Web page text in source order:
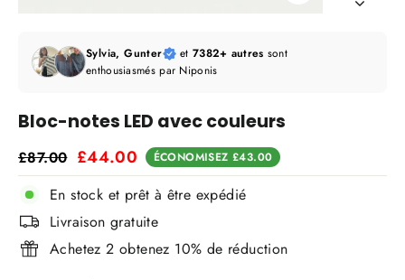
Sylvia, Gunter et 7382+ autres sont
enthousiasmés par Niponis
Bloc-notes LED avec couleurs
Prix
régulier
£87.00 Prix
réduit
£44.00 ÉCONOMISEZ£43.00
En stock et prêt à être expédié
Livraison gratuite
Achetez 2 obtenez 10% de réduction